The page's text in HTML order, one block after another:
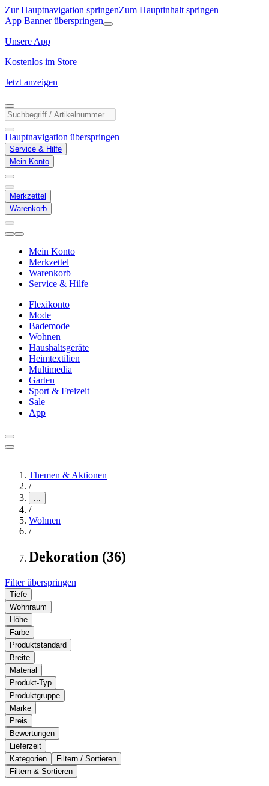
Zur Hauptnavigation springenZum Hauptinhalt springen
App Banner überspringen
Unsere App
Kostenlos im Store
Jetzt anzeigen
Hauptnavigation überspringen
Service & Hilfe
Mein Konto
Merkzettel
Warenkorb
Mein Konto
Merkzettel
Warenkorb
Service & Hilfe
Flexikonto
Mode
Bademode
Wohnen
Haushaltsgeräte
Heimtextilien
Multimedia
Garten
Sport & Freizeit
Sale
App
Themen & Aktionen
/
...
/
Wohnen
/
Dekoration (36)
Filter überspringen
Tiefe
Wohnraum
Höhe
Farbe
Produktstandard
Breite
Material
Produkt-Typ
Produktgruppe
Marke
Preis
Bewertungen
Lieferzeit
Kategorien
Filtern / Sortieren
Filtern & Sortieren